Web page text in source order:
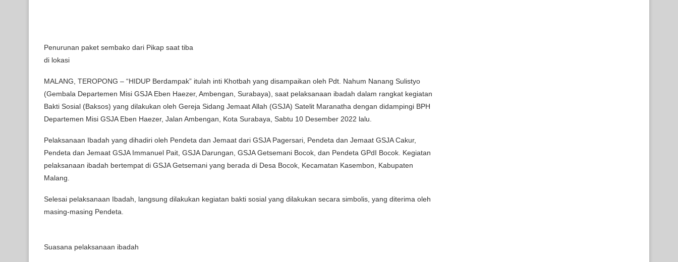
Penurunan paket sembako dari Pikap saat tiba
di lokasi
MALANG, TEROPONG – “HIDUP Berdampak” itulah inti Khotbah yang disampaikan oleh Pdt. Nahum Nanang Sulistyo
(Gembala Departemen Misi GSJA Eben Haezer, Ambengan, Surabaya), saat pelaksanaan ibadah dalam rangkat kegiatan
Bakti Sosial (Baksos) yang dilakukan oleh Gereja Sidang Jemaat Allah (GSJA) Satelit Maranatha dengan didampingi BPH
Departemen Misi GSJA Eben Haezer, Jalan Ambengan, Kota Surabaya, Sabtu 10 Desember 2022 lalu.
Pelaksanaan Ibadah yang dihadiri oleh Pendeta dan Jemaat dari GSJA Pagersari, Pendeta dan Jemaat GSJA Cakur,
Pendeta dan Jemaat GSJA Immanuel Pait, GSJA Darungan, GSJA Getsemani Bocok, dan Pendeta GPdI Bocok. Kegiatan
pelaksanaan ibadah bertempat di GSJA Getsemani yang berada di Desa Bocok, Kecamatan Kasembon, Kabupaten
Malang.
Selesai pelaksanaan Ibadah, langsung dilakukan kegiatan bakti sosial yang dilakukan secara simbolis, yang diterima oleh
masing-masing Pendeta.
Suasana pelaksanaan ibadah